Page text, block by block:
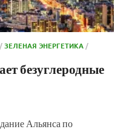
/ЗЕЛЕНАЯ ЭНЕРГЕТИКА /
безуглеродные
Альянса по